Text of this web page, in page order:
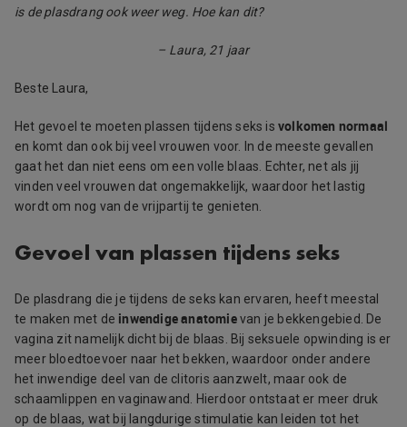
is de plasdrang ook weer weg. Hoe kan dit?
– Laura, 21 jaar
Beste Laura,
Het gevoel te moeten plassen tijdens seks is volkomen normaal
en komt dan ook bij veel vrouwen voor. In de meeste gevallen
gaat het dan niet eens om een volle blaas. Echter, net als jij
vinden veel vrouwen dat ongemakkelijk, waardoor het lastig
wordt om nog van de vrijpartij te genieten.
Gevoel van plassen tijdens seks
De plasdrang die je tijdens de seks kan ervaren, heeft meestal
te maken met de inwendige anatomievan je bekkengebied. De
vagina zit namelijk dicht bij de blaas. Bij seksuele opwinding is er
meer bloedtoevoer naar het bekken, waardoor onder andere
het inwendige deel van de clitoris aanzwelt, maar ook de
schaamlippen en vaginawand. Hierdoor ontstaat er meer druk
op de blaas, wat bij langdurige stimulatie kan leiden tot het